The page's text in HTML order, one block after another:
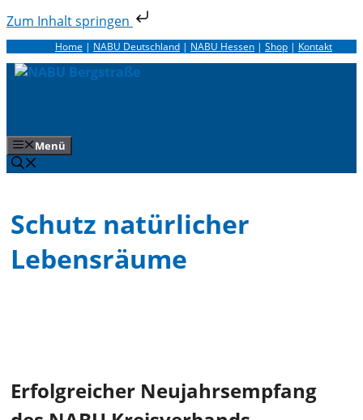
Zum Inhalt springen
Zum
Inhalt
springen
Home | NABU Deutschland | NABU Hessen | Shop | Kontakt
Menü
Schutz natürlicher
Lebensräume
Erfolgreicher Neujahrsempfang